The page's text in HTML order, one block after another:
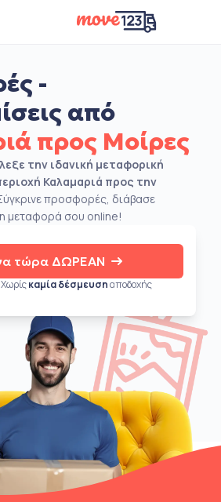
-
από
προς Μοίρες
την ιδανική μεταφορική
Καλαμαριά προς την
προσφορές, διάβασε
μεταφορά σου online!
τώρα ΔΩΡΕΑΝ
καμία δέσμευσηαποδοχής